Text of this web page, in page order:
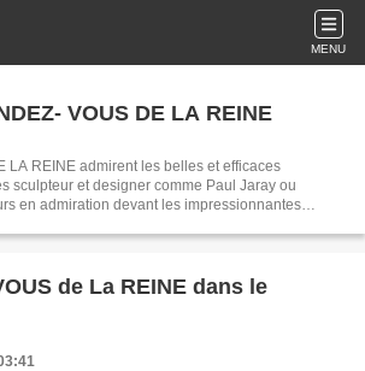
MENU
VOUS DE LA REINE
LA REINE admirent les belles et efficaces
sculpteur et designer comme Paul Jaray ou
en admiration devant les impressionnantes
Mans ou de la Can - Am.
de La REINE dans le